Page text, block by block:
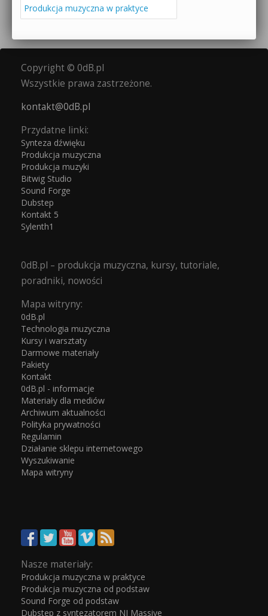
Produkcja muzyczna w praktyce
Copyright © 0dB.pl
Wszystkie prawa zastrzeżone.
kontakt@0dB.pl
Przydatne linki:
Synteza dźwięku
Produkcja muzyczna
Produkcja muzyki
Bitwig Studio
Sound Forge
Dubstep
Kontakt 5
Sylenth1
0dB.pl – produkcja muzyczna, kursy, tutoriale,
poradniki, nowości
Mapa witryny:
0dB.pl
Technologia muzyczna
Kursy i warsztaty
Darmowe materiały
Pakiety
Kontakt
0dB.pl - informacje
Materiały dla mediów
Archiwum aktualności
Polityka prywatności
Regulamin
Działanie sklepu internetowego
Wyszukiwanie
Mapa witryny
Nasze materiały:
Produkcja muzyczna w praktyce
Produkcja muzyczna od podstaw
Sound Forge od podstaw
Dubstep z syntezatorem NI Massive